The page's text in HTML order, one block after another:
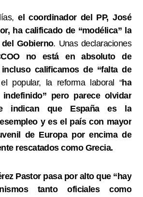
el coordinador del PP, José
ha calificado de “modélica” la
Gobierno. Unas declaraciones
no está en absoluto de
calificamos de “falta de
popular, la reforma laboral “ha
pero parece olvidar
indican que España es la
y es el país con mayor
de Europa por encima de
rescatados como Grecia.
Pastor pasa por alto que “hay
tanto oficiales como